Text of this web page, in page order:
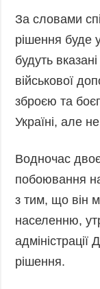
За словами
рішення буде
будуть
військової
зброєю та
Україні, але
Водночас
побоювання
з тим, що він
населенню,
рішення.